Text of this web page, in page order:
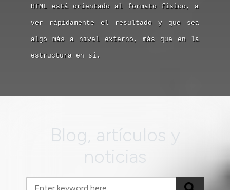
HTML está orientado al formato físico, a
ver rápidamente el resultado y que sea
algo más a nivel externo, más que en la
estructura en si.
Blog, artículos y
noticias